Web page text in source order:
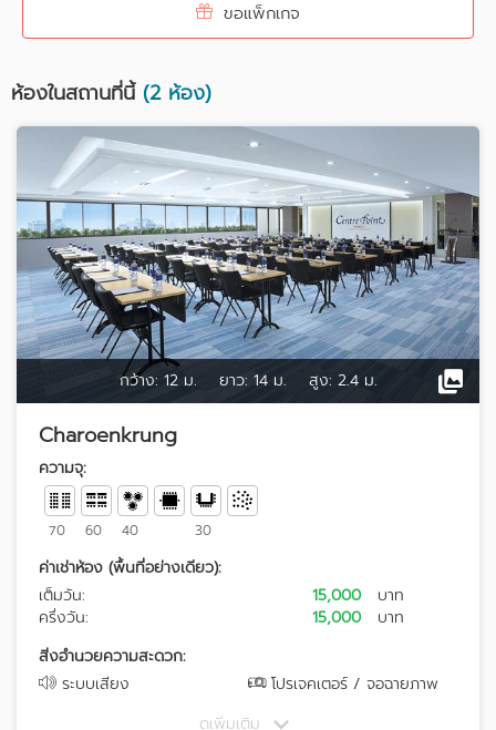
ขอแพ็กเกจ
ห้องในสถานที่นี้(2 ห้อง)
กว้าง: 12 ม. ยาว: 14 ม. สูง: 2.4 ม.
Charoenkrung
ความจุ:
70 60 40 30
ค่าเช่าห้อง (พื้นที่อย่างเดียว):
เต็มวัน:
15,000
บาท
ครึ่งวัน:
15,000
บาท
สิ่งอำนวยความสะดวก:
ระบบเสียง
โปรเจคเตอร์ / จอฉายภาพ
ดูเพิ่มเติม